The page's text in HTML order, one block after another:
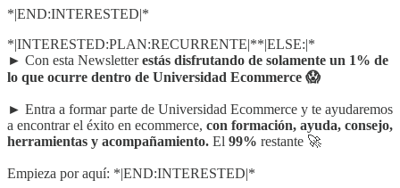
*|END:INTERESTED|*
*|INTERESTED:PLAN:RECURRENTE|**|ELSE:|*
► Con esta Newsletterestás disfrutando de solamente un 1% de
lo que ocurre dentro de Universidad Ecommerce 😱
► Entra a formar parte de Universidad Ecommerce y te ayudaremos
a encontrar el éxito en ecommerce, con formación, ayuda, consejo,
herramientas y acompañamiento. El 99% restante 🚀
Empieza por aquí: *|END:INTERESTED|*